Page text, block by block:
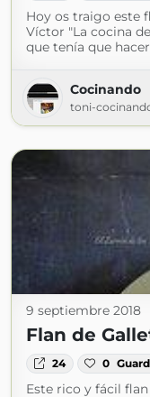
Hoy os traigo este
Víctor "La cocina
que tenía que
Cocinando
toni-
9 septiembre 2018
Flan de
24 0
Este rico y fácil